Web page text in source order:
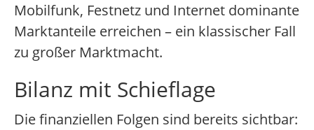
Mobilfunk, Festnetz und Internet dominante
Marktanteile erreichen – ein klassischer Fall
zu großer Marktmacht.
Bilanz mit Schieflage
Die finanziellen Folgen sind bereits sichtbar: